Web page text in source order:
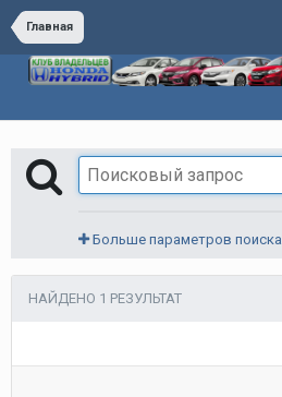
Главная
Больше параметров поиска
НАЙДЕНО 1 РЕЗУЛЬТАТ